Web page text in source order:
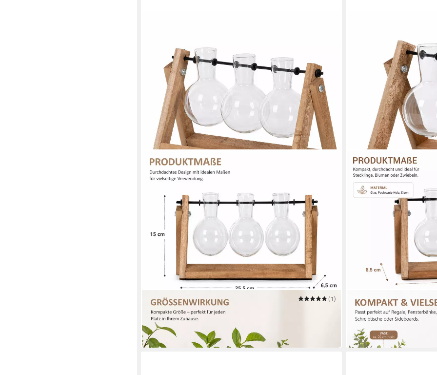
ESSCHERT DESIGN
Tischvase Stecklingvase mit 3 Glasvasen im Holzständer
(1)
ab 18,67 €
in 2-3 Werktagen bei dir
ESSCHERT DESIGN
Tischvase
aus Paulownia-Holz
ab 12,98 €
in 2-3 Werktagen bei dir